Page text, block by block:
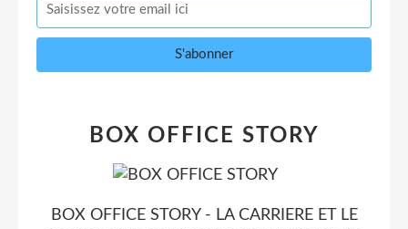
BOX OFFICE STORY
BOX OFFICE STORY - LA CARRIERE ET LE